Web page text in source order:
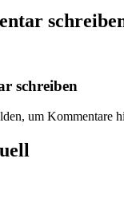
schreiben
um Kommentare